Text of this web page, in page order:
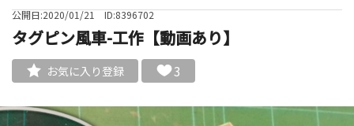
公開日:2020/01/21 ID:8396702
タグピン風車-工作【動画あり】
お気に入り登録 3